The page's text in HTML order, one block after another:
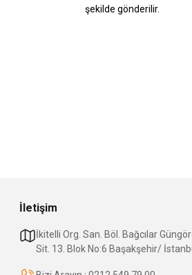
şekilde gönderilir.
İletişim
İkitelli Org. San. Böl. Bağcılar
Sit. 13. Blok No:6 Başakşehir/